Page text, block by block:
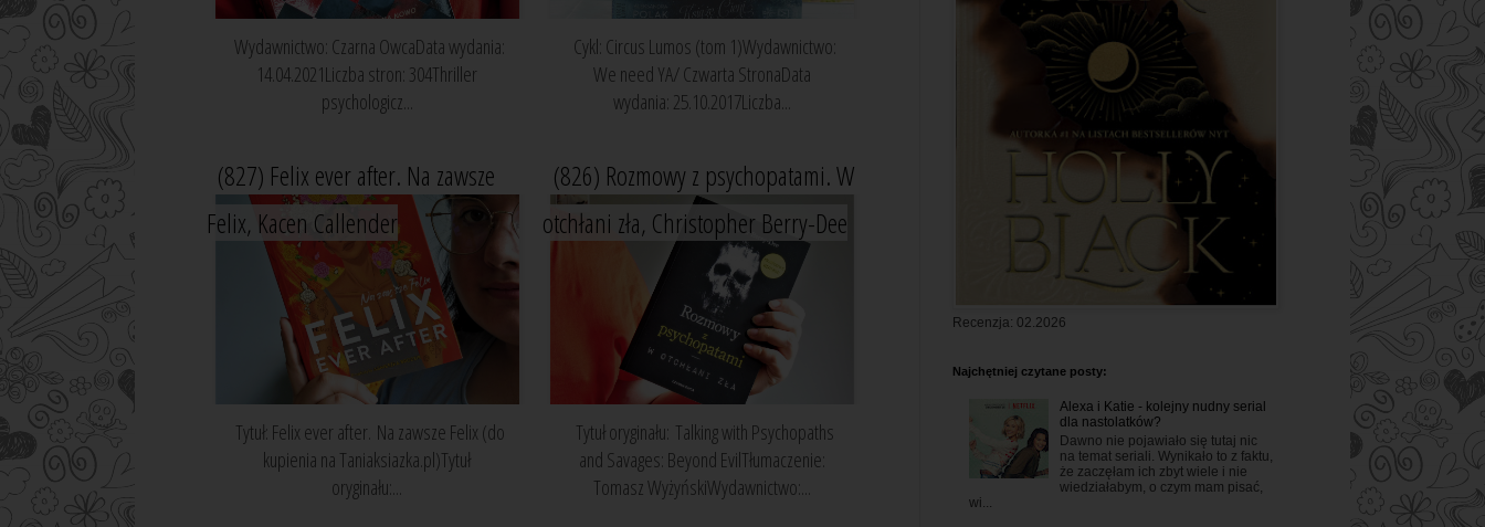
Wydawnictwo: Czarna OwcaData wydania:
14.04.2021Liczba stron: 304Thriller
psychologicz...
Cykl: Circus Lumos (tom 1)Wydawnictwo:
We need YA/ Czwarta StronaData
wydania: 25.10.2017Liczba...
(827) Felix ever after. Na zawsze
Felix, Kacen Callender
Tytuł: Felix ever after. Na zawsze Felix (do
kupienia na Taniaksiazka.pl)Tytuł
oryginału:...
(826) Rozmowy z psychopatami. W
otchłani zła, Christopher Berry-Dee
Tytuł oryginału: Talking with Psychopaths
and Savages: Beyond EvilTłumaczenie:
Tomasz WyżyńskiWydawnictwo:...
Recenzja: 02.2026
Najchętniej czytane posty:
Alexa i Katie - kolejny nudny serial
dla nastolatków?
Dawno nie pojawiało się tutaj nic
na temat seriali. Wynikało to z faktu,
że zaczęłam ich zbyt wiele i nie
wiedziałabym, o czym mam pisać,
wi...